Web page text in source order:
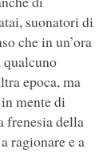
suonatori di
che in un’ora
qualcuno
epoca, ma
mente di
frenesia della
ragionare e a